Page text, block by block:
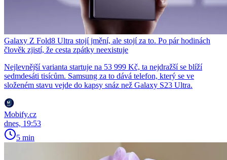
Galaxy Z Fold8 Ultra stojí jmění, ale stojí za to. Po pár hodinách
člověk zjistí, že cesta zpátky neexistuje
Nejlevnější varianta startuje na 53 999 Kč, ta nejdražší se blíží
sedmdesáti tisícům. Samsung za to dává telefon, který se ve
složeném stavu vejde do kapsy snáz než Galaxy S23 Ultra.
Mobify.cz
dnes, 19:53
5 min